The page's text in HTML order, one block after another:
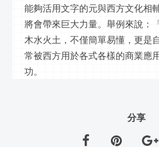
能夠活用文字的元與西方文化相
將會帶來巨大力量。舉例來說：
木水火土，不僅簡單易懂，更是
常被西方用於各式各樣的商業應
功。
分享